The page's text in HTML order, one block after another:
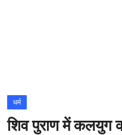
राज्य
अंतराष्ट्रीय
धर्म
शिव पुराण में कलयुग